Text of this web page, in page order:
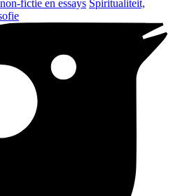
fictie en essays Spiritualiteit,